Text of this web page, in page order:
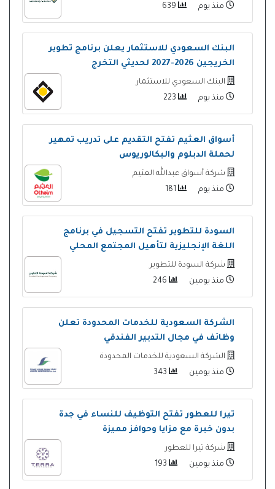
منذ يوم
البنك السعودي للاستثمار يعلن برنامج تطوير
الخريجين 2026-2027 لحديثي التخرج
البنك السعودي للاستثمار
منذ يوم
أسواق العثيم تفتح التقديم على تدريب تمهير
لحملة الدبلوم والبكالوريوس
شركة أسواق عبدالله العثيم
منذ يوم
السودة للتطوير تفتح التسجيل في برنامج
اللغة الإنجليزية لتأهيل المجتمع المحلي
شركة السودة للتطوير
منذ يومين
الشركة السعودية للخدمات المحدودة تعلن
وظائف في مجال التدبير الفندقي
الشركة السعودية للخدمات المحدودة
منذ يومين
تيرا للعطور تفتح التوظيف للنساء في جدة
بدون خبرة مع مزايا وحوافز مميزة
شركة تيرا للعطور
منذ يومين